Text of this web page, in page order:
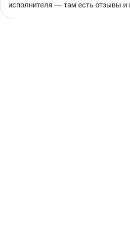
исполнителя — там есть отзывы и